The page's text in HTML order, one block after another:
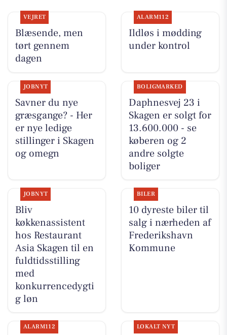
VEJRET
Blæsende, men
tørt gennem
dagen
ALARM112
Ildløs i mødding
under kontrol
JOBNYT
Savner du nye
græsgange? - Her
er nye ledige
stillinger i Skagen
og omegn
BOLIGMARKED
Daphnesvej 23 i
Skagen er solgt for
13.600.000 - se
køberen og 2
andre solgte
boliger
JOBNYT
Bliv
køkkenassistent
hos Restaurant
Asia Skagen til en
fuldtidsstilling
med
konkurrencedygti
g løn
BILER
10 dyreste biler til
salg i nærheden af
Frederikshavn
Kommune
ALARM112 LOKALT NYT